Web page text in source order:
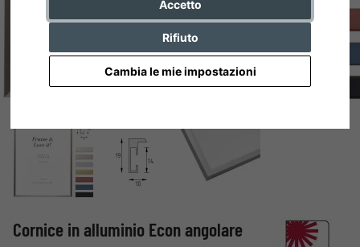
Accetto
Rifiuto
Cambia le mie impostazioni
Cornice in alluminio Econ angolare